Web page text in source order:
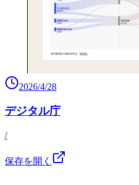
2026/4/28
デジタル庁
/
保存を開く